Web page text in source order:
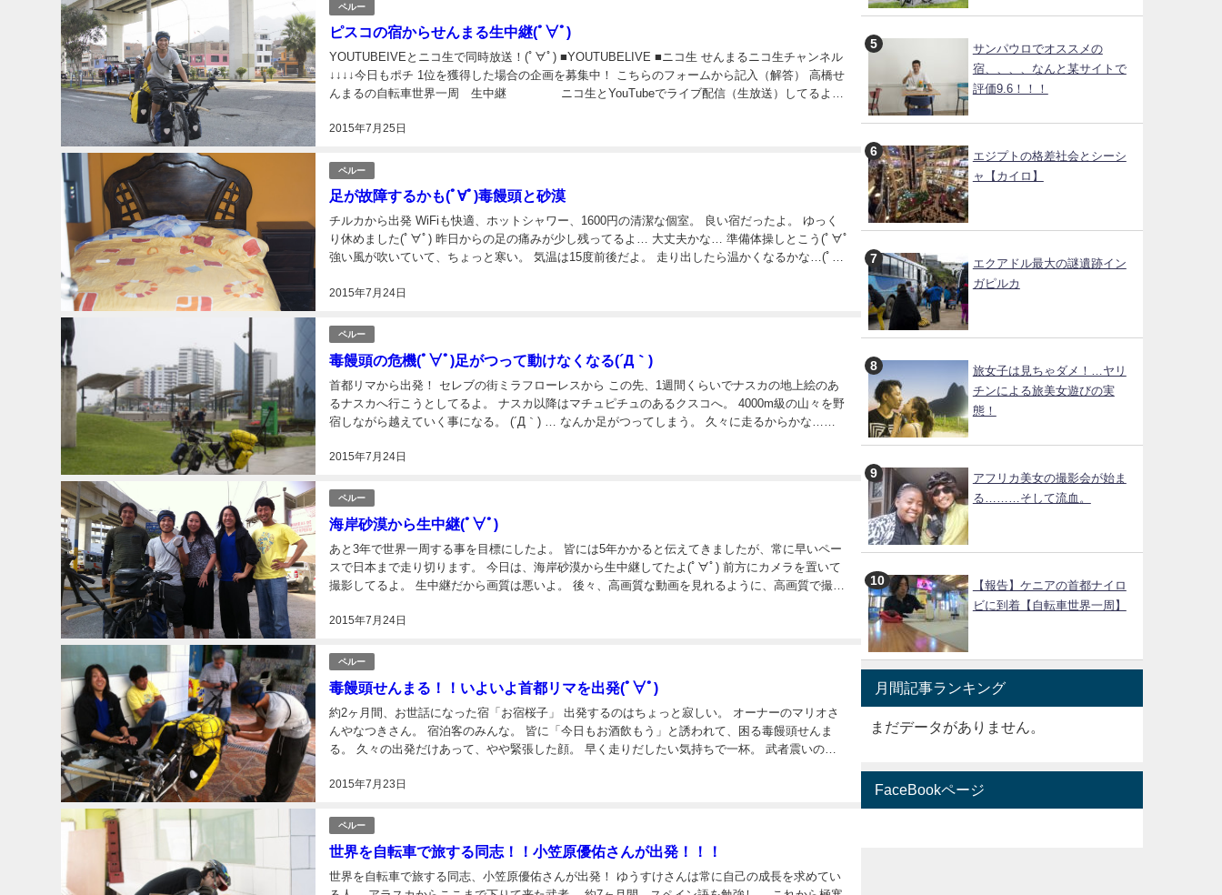
ペルー
ピスコの宿からせんまる生中継(ﾟ∀ﾟ)
2015年7月25日
YOUTUBEIVEとニコ生で同時放送！(ﾟ∀ﾟ) ■YOUTUBELIVE ■ニコ生 せんまるニコ生チャンネル
↓↓↓↓今日もポチ 1位を獲得した場合の企画を募集中！ こちらのフォームから記入（解答） 高橋せ
んまるの自転車世界一周 生中継 ニコ生とYouTubeでライブ配信（生放送）してるよ
ペルー
足が故障するかも(ﾟ∀ﾟ)毒饅頭と砂漠
2015年7月24日
チルカから出発 WiFiも快適、ホットシャワー、1600円の清潔な個室。 良い宿だったよ。 ゆっく
り休めました(ﾟ∀ﾟ) 昨日からの足の痛みが少し残ってるよ… 大丈夫かな… 準備体操しとこう(ﾟ∀ﾟ)
強い風が吹いていて、ちょっと寒い。 気温は15度前後だよ。 走り出したら温かくなるかな…(ﾟ
ペルー
毒饅頭の危機(ﾟ∀ﾟ)足がつって動けなくなる(´Д｀)
2015年7月24日
首都リマから出発！ セレブの街ミラフローレスから この先、1週間くらいでナスカの地上絵のあ
るナスカへ行こうとしてるよ。 ナスカ以降はマチュピチュのあるクスコへ。 4000m級の山々を野
宿しながら越えていく事になる。 (´Д｀) … なんか足がつってしまう。 久々に走るからかな…。
ペルー
海岸砂漠から生中継(ﾟ∀ﾟ)
2015年7月24日
あと3年で世界一周する事を目標にしたよ。 皆には5年かかると伝えてきましたが、常に早いペー
スで日本まで走り切ります。 今日は、海岸砂漠から生中継してたよ(ﾟ∀ﾟ) 前方にカメラを置いて
撮影してるよ。 生中継だから画質は悪いよ。 後々、高画質な動画を見れるように、高画質で撮影
ペルー
毒饅頭せんまる！！いよいよ首都リマを出発(ﾟ∀ﾟ)
2015年7月23日
約2ヶ月間、お世話になった宿「お宿桜子」 出発するのはちょっと寂しい。 オーナーのマリオさ
んやなつきさん。 宿泊客のみんな。 皆に「今日もお酒飲もう」と誘われて、困る毒饅頭せんま
る。 久々の出発だけあって、やや緊張した顔。 早く走りだしたい気持ちで一杯。 武者震いのよ
と...
ペルー
世界を自転車で旅する同志！！小笠原優佑さんが出発！！！
世界を自転車で旅する同志、小笠原優佑さんが出発！ ゆうすけさんは常に自己の成長を求めてい
サンパウロでオススメの
宿、、、、なんと某サイトで
評価9.6！！！
エジプトの格差社会とシーシ
ャ【カイロ】
エクアドル最大の謎遺跡イン
ガピルカ
旅女子は見ちゃダメ！…ヤリ
チンによる旅美女遊びの実
態！
アフリカ美女の撮影会が始ま
る………そして流血。
【報告】ケニアの首都ナイロ
ビに到着【自転車世界一周】
月間記事ランキング
まだデータがありません。
FaceBookページ